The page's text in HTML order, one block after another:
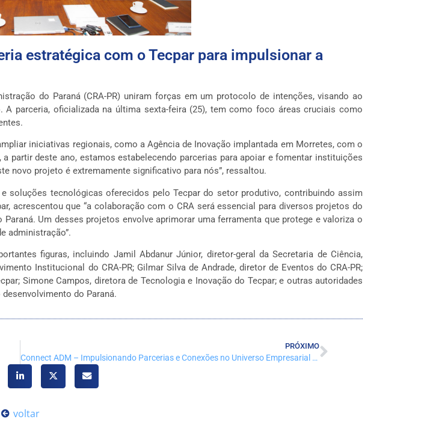
estratégica com o Tecpar para impulsionar a
do Paraná (CRA-PR) uniram forças em um protocolo de intenções, visando ao
parceria, oficializada na última sexta-feira (25), tem como foco áreas cruciais como
iniciativas regionais, como a Agência de Inovação implantada em Morretes, com o
partir deste ano, estamos estabelecendo parcerias para apoiar e fomentar instituições
novo projeto é extremamente significativo para nós”, ressaltou.
tecnológicas oferecidos pelo Tecpar do setor produtivo, contribuindo assim
acrescentou que “a colaboração com o CRA será essencial para diversos projetos do
Um desses projetos envolve aprimorar uma ferramenta que protege e valoriza o
administração”.
figuras, incluindo Jamil Abdanur Júnior, diretor-geral da Secretaria de Ciência,
Institucional do CRA-PR; Gilmar Silva de Andrade, diretor de Eventos do CRA-PR;
Simone Campos, diretora de Tecnologia e Inovação do Tecpar; e outras autoridades
do Paraná.
PRÓXIMO
Connect ADM – Impulsionando Parcerias e Conexões no Universo Empresarial Feminino
voltar